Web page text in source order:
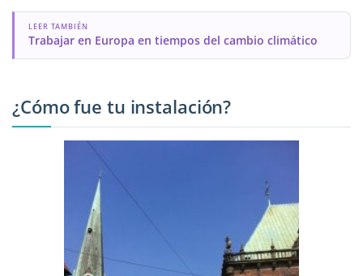
LEER TAMBIÉN
Trabajar en Europa en tiempos del cambio climático
¿Cómo fue tu instalación?